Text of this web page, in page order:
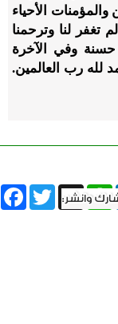
الأحياء
تغفر لنا وترحمنا
حسنة وفي الآخرة
لله رب العالمين.
Twitter X
WhatsApp